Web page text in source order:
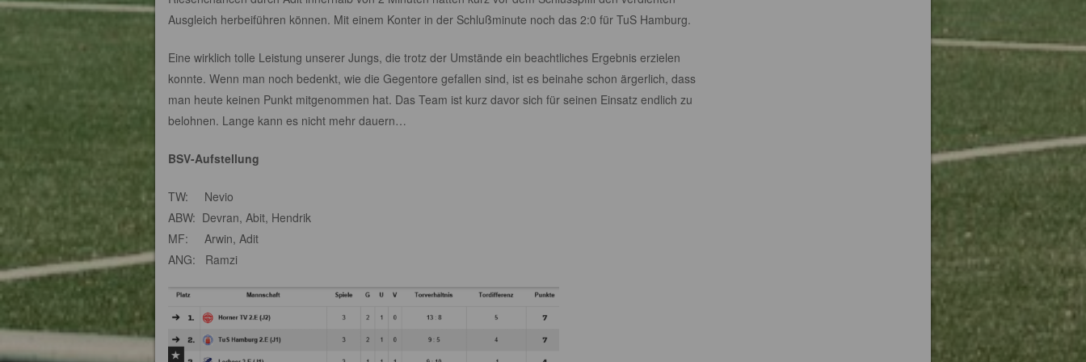
Ausgleich herbeiführen können. Mit einem Konter in der Schlußminute noch das 2:0 für TuS Hamburg.
Eine wirklich tolle Leistung unserer Jungs, die trotz der Umstände ein beachtliches Ergebnis erzielen
konnte. Wenn man noch bedenkt, wie die Gegentore gefallen sind, ist es beinahe schon ärgerlich, dass
man heute keinen Punkt mitgenommen hat. Das Team ist kurz davor sich für seinen Einsatz endlich zu
belohnen. Lange kann es nicht mehr dauern…
BSV-Aufstellung
TW: Nevio
ABW: Devran, Abit, Hendrik
MF: Arwin, Adit
ANG: Ramzi